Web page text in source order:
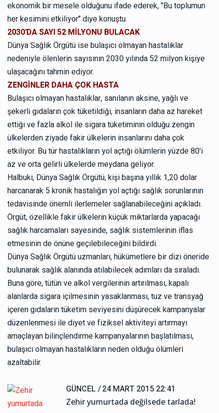
ekonomik bir mesele olduğunu ifade ederek, "Bu toplumun
her kesimini etkiliyor" diye konuştu.
2030'DA SAYI 52 MİLYONU BULACAK
Dünya Sağlık Örgütü ise bulaşıcı olmayan hastalıklar
nedeniyle ölenlerin sayısının 2030 yılında 52 milyon kişiye
ulaşacağını tahmin ediyor.
ZENGİNLER DAHA ÇOK HASTA
Bulaşıcı olmayan hastalıklar, sanılanın aksine, yağlı ve
şekerli gıdaların çok tüketildiği, insanların daha az hareket
ettiği ve fazla alkol ile sigara tüketiminin olduğu zengin
ülkelerden ziyade fakir ülkelerin insanlarını daha çok
etkiliyor. Bu tür hastalıkların yol açtığı ölümlerin yüzde 80'i
az ve orta gelirli ülkelerde meydana geliyor.
Halbuki, Dünya Sağlık Örgütü, kişi başına yıllık 1,20 dolar
harcanarak 5 kronik hastalığın yol açtığı sağlık sorunlarının
tedavisinde önemli ilerlemeler sağlanabileceğini açıkladı.
Örgüt, özellikle fakir ülkelerin küçük miktarlarda yapacağı
sağlık harcamaları sayesinde, sağlık sistemlerinin iflas
etmesinin de önüne geçilebileceğini bildirdi.
Dünya Sağlık Örgütü uzmanları, hükümetlere bir dizi öneride
bulunarak sağlık alanında atılabilecek adımları da sıraladı.
Buna göre, tütün ve alkol vergilerinin artırılması, kapalı
alanlarda sigara içilmesinin yasaklanması, tuz ve transyağ
içeren gıdaların tüketim seviyesini düşürecek kampanyalar
düzenlenmesi ile diyet ve fiziksel aktiviteyi artırmayı
amaçlayan bilinçlendirme kampanyalarının başlatılması,
bulaşıcı olmayan hastalıkların neden olduğu ölümleri
azaltabilir.
GÜNCEL /24 MART 2015 22:41
Zehir yumurtada değilsede tarlada!